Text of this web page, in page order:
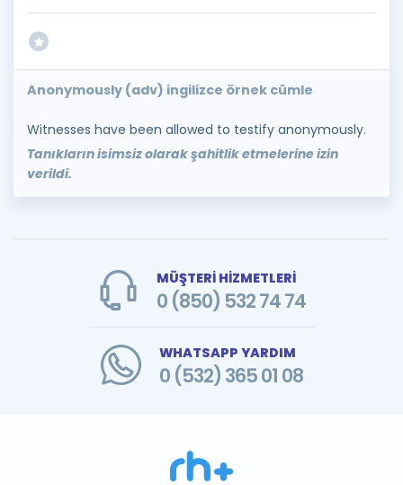
Anonymously (adv) ingilizce örnek cümle
Witnesses have been allowed to testify anonymously.
Tanıkların isimsiz olarak şahitlik etmelerine izin
verildi.
MÜŞTERİ HİZMETLERİ
0 (850) 532 74 74
WHATSAPP YARDIM
0 (532) 365 01 08